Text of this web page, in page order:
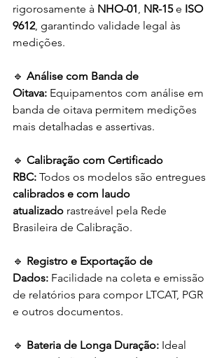
rigorosamente à NHO-01, NR-15 e ISO
9612, garantindo validade legal às
medições.
🔹 Análise com Banda de
Oitava: Equipamentos com análise em
banda de oitava permitem medições
mais detalhadas e assertivas.
🔹 Calibração com Certificado
RBC: Todos os modelos são entregues
calibrados e com laudo
atualizado rastreável pela Rede
Brasileira de Calibração.
🔹 Registro e Exportação de
Dados: Facilidade na coleta e emissão
de relatórios para compor LTCAT, PGR
e outros documentos.
🔹 Bateria de Longa Duração: Ideal